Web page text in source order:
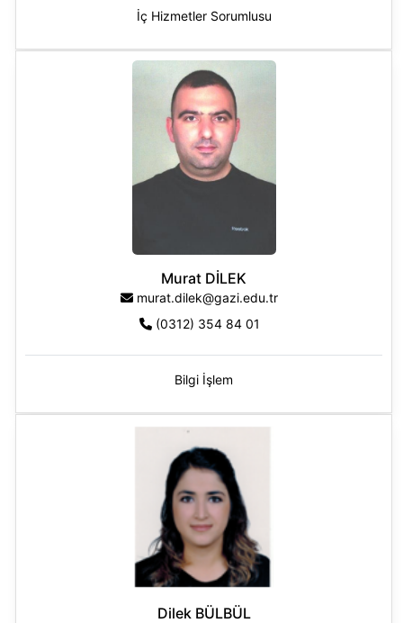
İç Hizmetler Sorumlusu
Murat DİLEK
murat.dilek@gazi.edu.tr
(0312) 354 84 01
Bilgi İşlem
Dilek BÜLBÜL